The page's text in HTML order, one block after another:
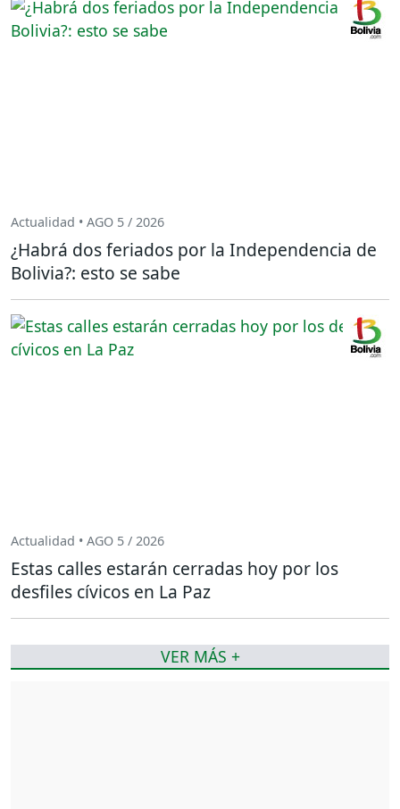
Actualidad • AGO 5 / 2026
¿Habrá dos feriados por la Independencia de
Bolivia?: esto se sabe
Actualidad • AGO 5 / 2026
Estas calles estarán cerradas hoy por los
desfiles cívicos en La Paz
VER MÁS +